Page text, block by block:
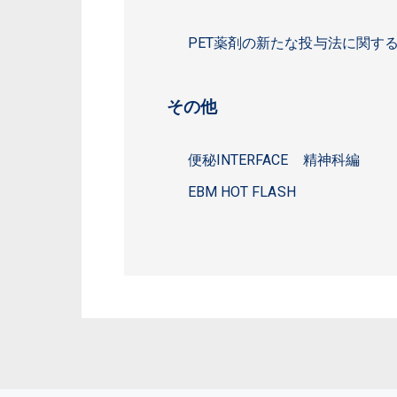
PET薬剤の新たな投与法に関す
その他
便秘INTERFACE 精神科編
EBM HOT FLASH